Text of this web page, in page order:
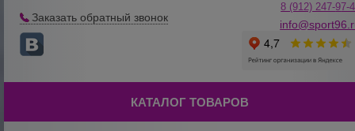
Заказать обратный звонок
8 (912) 247-97-
КАТАЛОГ ТОВАРОВ